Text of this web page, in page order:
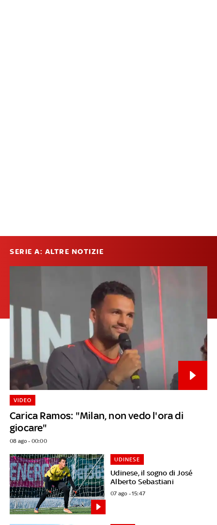
SERIE A: ALTRE NOTIZIE
Carica Ramos: "Milan, non vedo l'ora di
giocare"
VIDEO
08 ago - 00:00
Udinese, il sogno di José
Alberto Sebastiani
UDINESE
07 ago - 15:47